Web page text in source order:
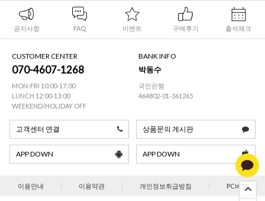
공지사항 FAQ 이벤트 구매후기 출석체크
CUSTOMER CENTER
070-4607-1268
MON-FRI 10:00-17:00
LUNCH 12:00-13:00
WEEKEND/HOLIDAY OFF
BANK INFO
박동수
국민은행
464802-01-361265
고객센터 연결 상품문의 게시판
APP DOWN APP DOWN
이용안내 | 이용약관 | 개인정보취급방침 | PC버젼